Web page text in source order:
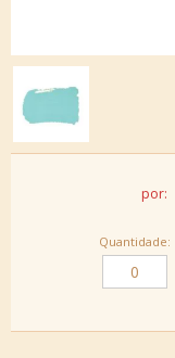
por:
Quantidade: